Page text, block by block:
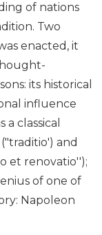
of nations
Two
enacted, it
its historical
influence
classical
and
et renovatio'');
of one of
Napoleon